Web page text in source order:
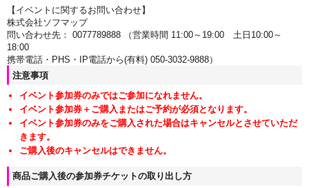
【イベントに関するお問い合わせ】
株式会社ソフマップ
問い合わせ先： 0077789888 （営業時間 11:00～19:00 土日10:00～
18:00
携帯電話・PHS・IP電話から(有料) 050-3032-9888）
注意事項
イベント参加券のみではご参加になれません。
イベント参加券＋ご購入またはご予約が必須となります。
イベント参加券のみをご購入された場合はキャンセルとさせていただ
きます。
ご購入後のキャンセルはできません。
商品ご購入後の参加券チケットの取り出し方